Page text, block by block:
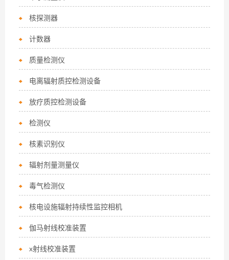
核探测器
计数器
质量检测仪
电离辐射质控检测设备
放疗质控检测设备
检测仪
核素识别仪
辐射剂量测量仪
毒气检测仪
核电设施辐射持续性监控相机
伽马射线校准装置
x射线校准装置